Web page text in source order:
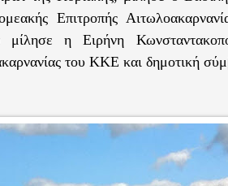
Επιτροπής
μίλησε η Ειρήνη
του ΚΚΕ και δημοτική